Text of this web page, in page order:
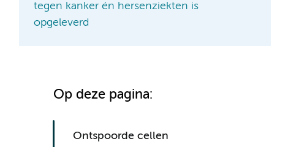
tegen kanker én hersenziekten is
opgeleverd
Op deze pagina:
Ontspoorde cellen